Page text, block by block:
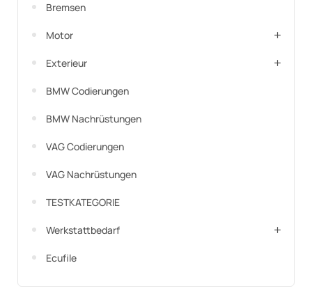
Bremsen
Motor
Exterieur
BMW Codierungen
BMW Nachrüstungen
VAG Codierungen
VAG Nachrüstungen
TESTKATEGORIE
Werkstattbedarf
Ecufile